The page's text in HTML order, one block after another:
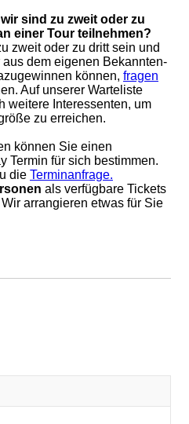
sind zu zweit oder zu
einer Tour teilnehmen?
zweit oder zu dritt sein und
dem eigenen Bekannten-
können, fragen
Auf unserer Warteliste
weitere Interessenten, um
zu erreichen.
können Sie einen
Termin für sich bestimmen.
die Terminanfrage.
als verfügbare Tickets
arrangieren etwas für Sie